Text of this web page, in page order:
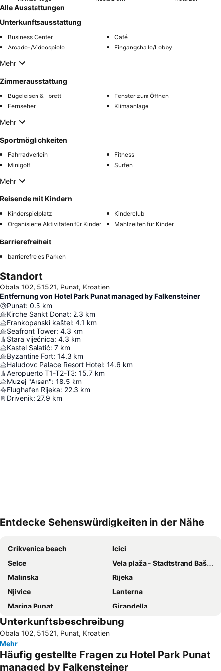
Alle Ausstattungen
Unterkunftsausstattung
Business Center
Café
Arcade-/Videospiele
Eingangshalle/Lobby
Mehr
Zimmerausstattung
Bügeleisen & -brett
Fenster zum Öffnen
Fernseher
Klimaanlage
Mehr
Sportmöglichkeiten
Fahrradverleih
Fitness
Minigolf
Surfen
Mehr
Reisende mit Kindern
Kinderspielplatz
Kinderclub
Organisierte Aktivitäten für Kinder
Mahlzeiten für Kinder
Barrierefreiheit
barrierefreies Parken
Standort
Obala 102, 51521, Punat, Kroatien
Entfernung von Hotel Park Punat managed by Falkensteiner
Punat: 0.5 km
Kirche Sankt Donat: 2.3 km
Frankopanski kaštel: 4.1 km
Seafront Tower: 4.3 km
Stara vijećnica: 4.3 km
Kastel Salatić: 7 km
Byzantine Fort: 14.3 km
Haludovo Palace Resort Hotel: 14.6 km
Aeropuerto T1-T2-T3: 15.7 km
Muzej "Arsan": 18.5 km
Flughafen Rijeka: 22.3 km
Drivenik: 27.9 km
Entdecke Sehenswürdigkeiten in der Nähe
Crikvenica beach
Icici
Selce
Vela plaža - Stadtstrand Baška
Malinska
Rijeka
Njivice
Lanterna
Marina Punat
Girandella
Hafen von Baska
Camping Krk
Crikvenica Promenade
Cres Stadtzentrum
Maslinica
Luka Volosko
Jadran
Unterkunftsbeschreibung
Obala 102, 51521, Punat, Kroatien
Mehr
Häufig gestellte Fragen zu Hotel Park Punat
managed by Falkensteiner